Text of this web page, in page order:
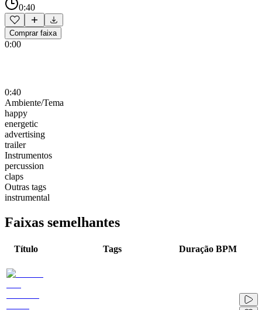
0:40
Comprar faixa
0:00
0:40
Ambiente/Tema
happy
energetic
advertising
trailer
Instrumentos
percussion
claps
Outras tags
instrumental
Faixas semelhantes
Título Tags Duração BPM